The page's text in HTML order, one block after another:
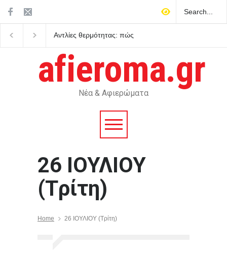
Αντλίες θερμότητας: πώς
afieroma.gr
Νέα & Αφιερώματα
26 ΙΟΥΛΙΟΥ
(Tρίτη)
Home 26 ΙΟΥΛΙΟΥ (Tρίτη)